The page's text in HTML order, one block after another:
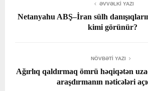
ƏVVƏLKI YAZI
Netanyahu ABŞ–İran sülh
kimi görünür?
NÖVBƏTI YAZI
Ağırlıq qaldırmaq ömrü həqiqətən
araşdırmanın nəticələri